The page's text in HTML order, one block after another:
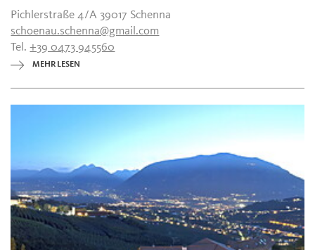
Pichlerstraße 4/A 39017 Schenna
schoenau.schenna@gmail.com
Tel.+39 0473 945560
MEHR LESEN